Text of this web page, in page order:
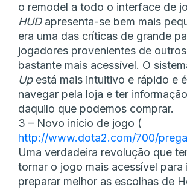
o remodel a todo o interface de
HUD apresenta-se bem mais
era uma das críticas de grande
jogadores provenientes de
bastante mais acessível. O
Upestá mais intuitivo e rápido e
navegar pela loja e ter
daquilo que podemos comprar.
3 – Novo início de jogo (
http://www.dota2.com/700/
Uma verdadeira revolução que
tornar o jogo mais acessível para
preparar melhor as escolhas de